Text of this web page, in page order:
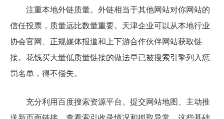
注重本地外链质量。外链相当于其他网站对你网站的
信任投票，质量远比数量重要。天津企业可以从本地行业
协会官网、正规媒体报道和上下游合作伙伴网站获取链
接。花钱买大量低质量链接的做法早已被搜索引擎列入惩
罚名单，得不偿失。
充分利用百度搜索资源平台。提交网站地图、主动推